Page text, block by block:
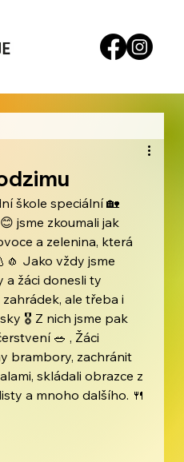
škole speciální 🏡
jsme zkoumali jak
a zelenina, která
Jako vždy jsme
a žáci donesli ty
ale třeba i
🎖 Z nich jsme pak
🥗 , Žáci
brambory, zachránit
skládali obrazce z
a mnoho dalšího. 🍴